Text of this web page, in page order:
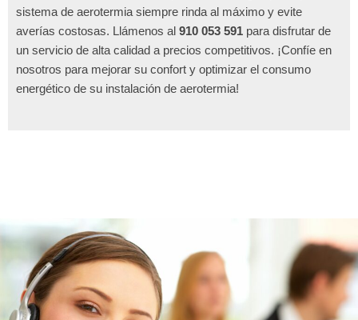
sistema de aerotermia siempre rinda al máximo y evite
averías costosas. Llámenos al 910 053 591 para disfrutar de
un servicio de alta calidad a precios competitivos. ¡Confíe en
nosotros para mejorar su confort y optimizar el consumo
energético de su instalación de aerotermia!